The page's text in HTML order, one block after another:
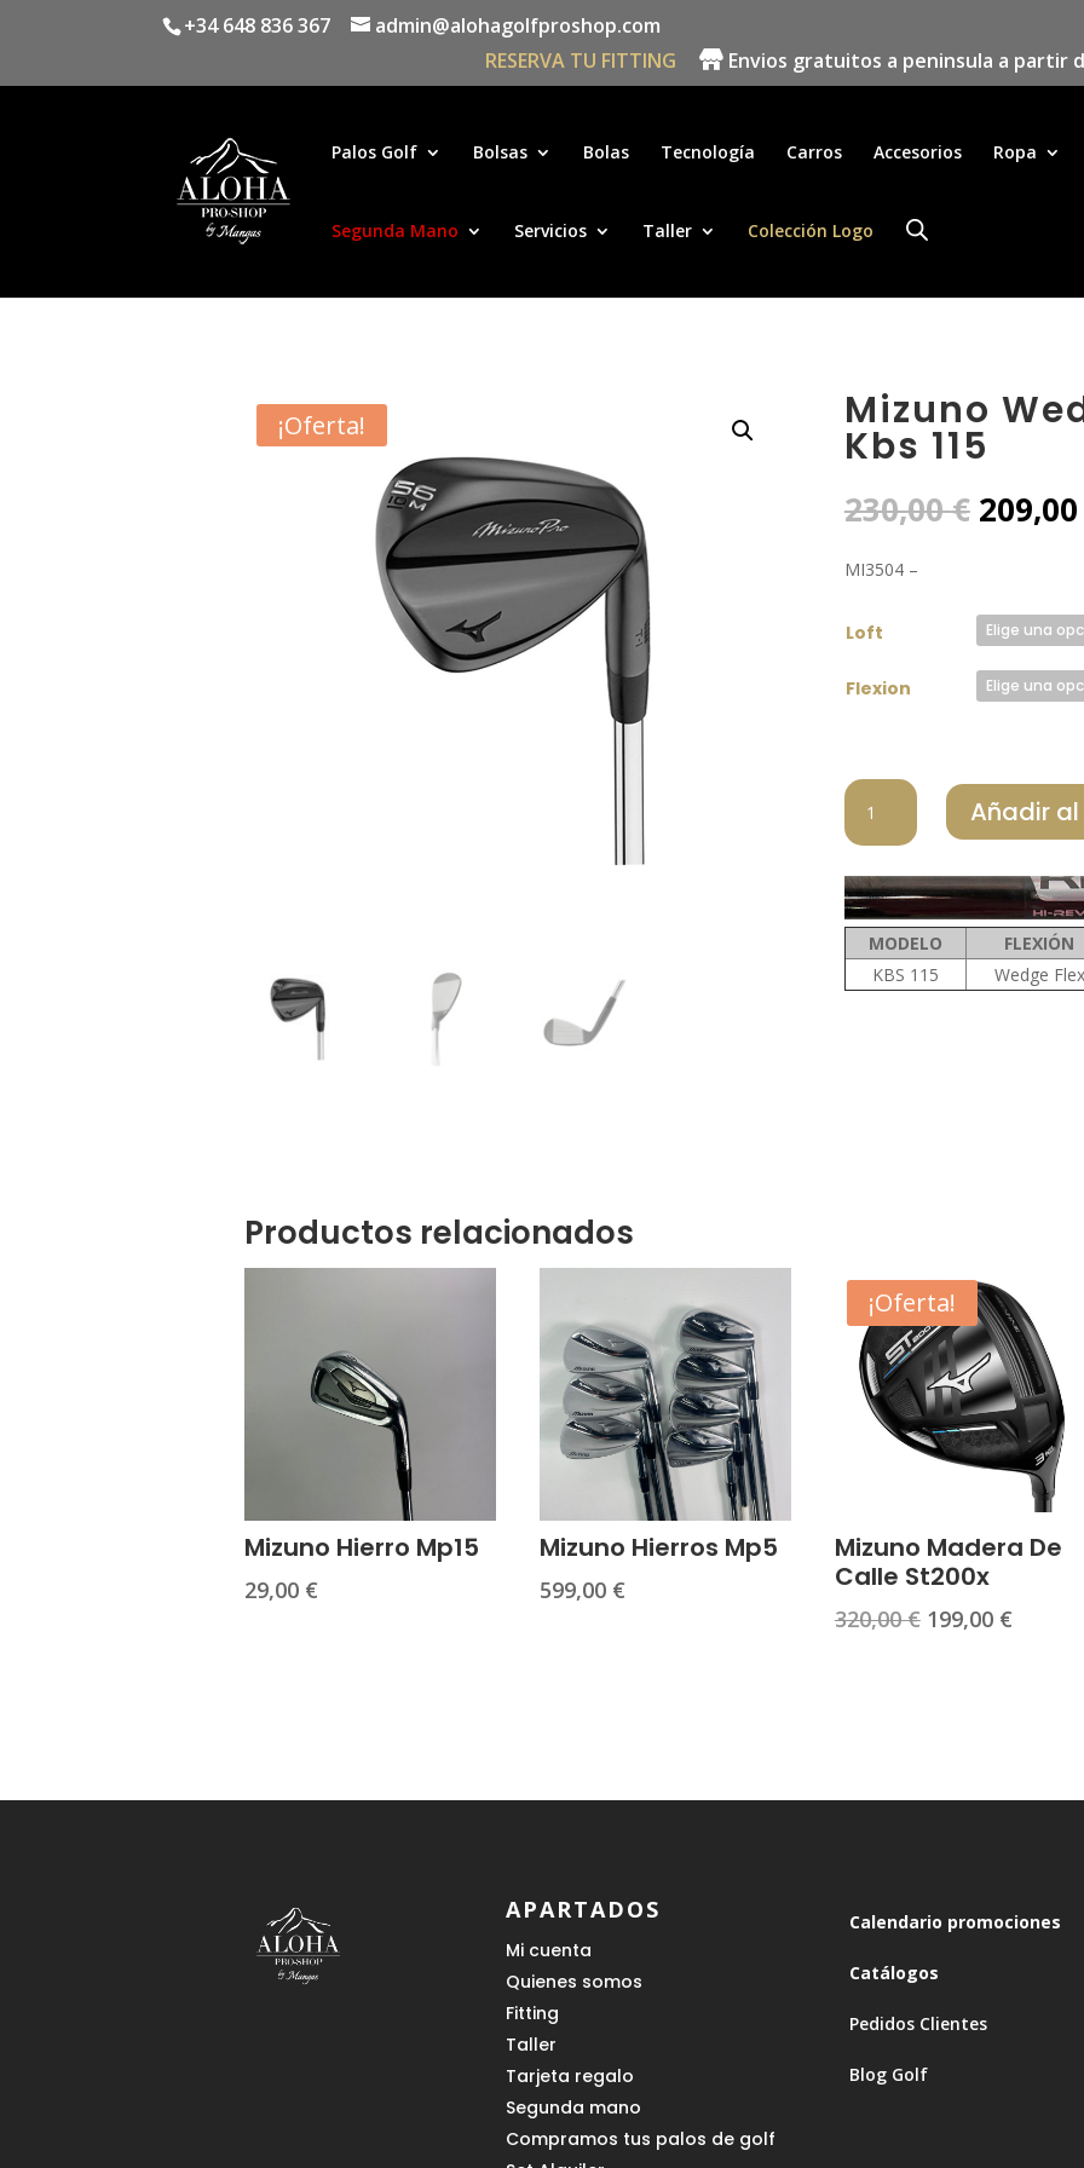
+34 648 836 367
admin@alohagolfproshop.com
RESERVA TU FITTING
Envios gratuitos a peninsula a partir
Palos Golf Bolsas Bolas Tecnología Carros Accesorios Ropa
Segunda Mano Servicios Taller Colección Logo
¡Oferta! Mizuno
Kbs 115
230,00€ El
precio
230,00
209,00
MI3504 –
Loft
Flexion
MIZUNO
WEDGE
T1
BLACK
KBS
115
cantidad
Añadir
MODELO FLEXIÓN
KBS 115
Wedge Flex
Productos relacionados
Mizuno Hierro Mp15
29,00 €
Mizuno Hierros Mp5
599,00 €
¡Oferta!
Mizuno Madera De
Calle St200x
320,00€ El
199,00 €El
APARTADOS
Mi cuenta
Quienes somos
Fitting
Taller
Tarjeta regalo
Segunda mano
Compramos tus palos de golf
Calendario promociones
Catálogos
Pedidos Clientes
Blog Golf